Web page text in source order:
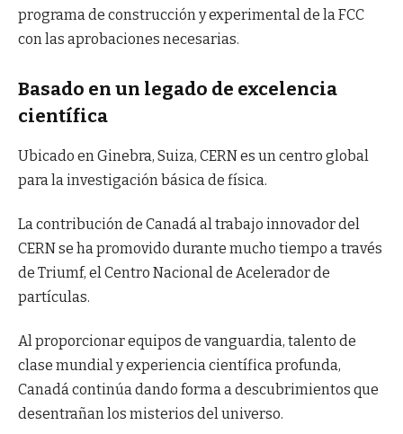
programa de construcción y experimental de la FCC
con las aprobaciones necesarias.
Basado en un legado de excelencia
científica
Ubicado en Ginebra, Suiza, CERN es un centro global
para la investigación básica de física.
La contribución de Canadá al trabajo innovador del
CERN se ha promovido durante mucho tiempo a través
de Triumf, el Centro Nacional de Acelerador de
partículas.
Al proporcionar equipos de vanguardia, talento de
clase mundial y experiencia científica profunda,
Canadá continúa dando forma a descubrimientos que
desentrañan los misterios del universo.